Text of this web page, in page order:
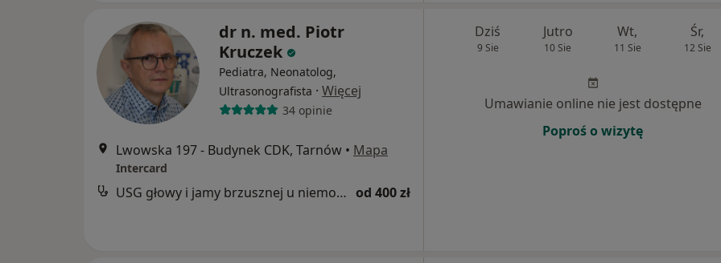
dr n. med. Piotr
Kruczek
Pediatra, Neonatolog,
Ultrasonografista · Więcej
34 opinie
Lwowska 197 - Budynek CDK, Tarnów • Mapa
Intercard
USG głowy i jamy brzusznej u niemowląt od 400 zł
Dziś
9 Sie
Jutro
10 Sie
Wt,
11 Sie
Śr,
12 Sie
Umawianie online nie jest dostępne
Poproś o wizytę